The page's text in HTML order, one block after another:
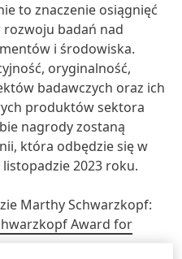
to znaczenie osiągnięć
badań nad
i środowiska.
oryginalność,
badawczych oraz ich
produktów sektora
nagrody zostaną
która odbędzie się w
2023 roku.
Marthy Schwarzkopf:
Award for